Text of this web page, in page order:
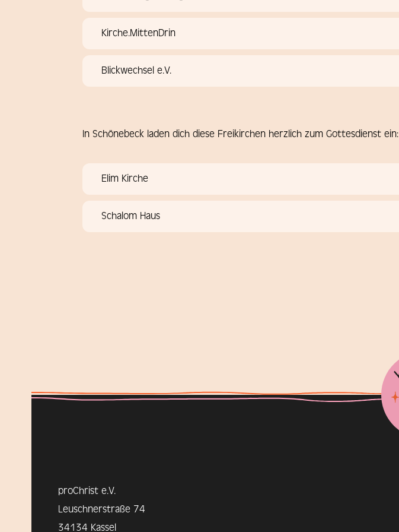
Kirche.MittenDrin
Blickwechsel e.V.
In Schönebeck laden dich diese Freikirchen herzlich zum Gottesdienst ein:
Elim Kirche
Schalom Haus
proChrist e.V.
Leuschnerstraße 74
34134 Kassel